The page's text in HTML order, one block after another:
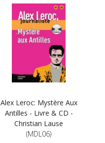
Alex Leroc: Mystère Aux
Antilles - Livre & CD -
Christian Lause
(MDL06)